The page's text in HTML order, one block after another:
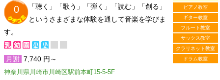
ピアノ教室
ギター教室
フルート教室
サックス教室
クラリネット教室
ドラム教室
0
「聴く」「歌う」「弾く」「読む」「創る」
というさまざまな体験を通して音楽を学びま
す。
月謝 7,740 円～
神奈川県川崎市川崎区駅前本町15-5-5F